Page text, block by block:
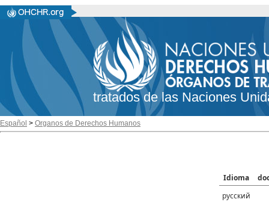
tratados de las Naciones
Español > Organos de Derechos Humanos
Idioma
русский